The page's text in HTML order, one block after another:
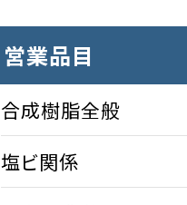
営業品目
合成樹脂全般
塩ビ関係